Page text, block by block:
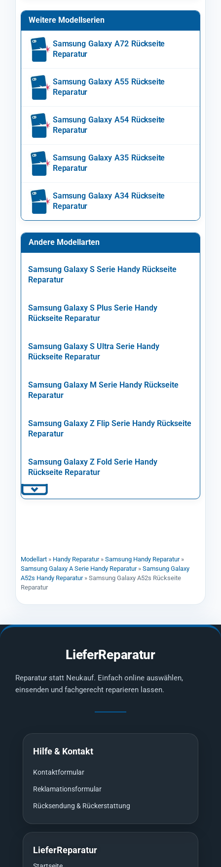
Weitere Modellserien
Samsung Galaxy A72 Rückseite
Reparatur
Samsung Galaxy A55 Rückseite
Reparatur
Samsung Galaxy A54 Rückseite
Reparatur
Samsung Galaxy A35 Rückseite
Reparatur
Samsung Galaxy A34 Rückseite
Reparatur
Andere Modellarten
Samsung Galaxy S Serie Handy Rückseite
Reparatur
Samsung Galaxy S Plus Serie Handy
Rückseite Reparatur
Samsung Galaxy S Ultra Serie Handy
Rückseite Reparatur
Samsung Galaxy M Serie Handy Rückseite
Reparatur
Samsung Galaxy Z Flip Serie Handy Rückseite
Reparatur
Samsung Galaxy Z Fold Serie Handy
Rückseite Reparatur
Modellart » Handy Reparatur» Samsung Handy Reparatur»
Samsung Galaxy A Serie Handy Reparatur» Samsung Galaxy
A52s Handy Reparatur» Samsung Galaxy A52s Rückseite
Reparatur
LieferReparatur
Reparatur statt Neukauf. Einfach online auswählen,
einsenden und fachgerecht reparieren lassen.
Hilfe & Kontakt
Kontaktformular
Reklamationsformular
Rücksendung & Rückerstattung
LieferReparatur